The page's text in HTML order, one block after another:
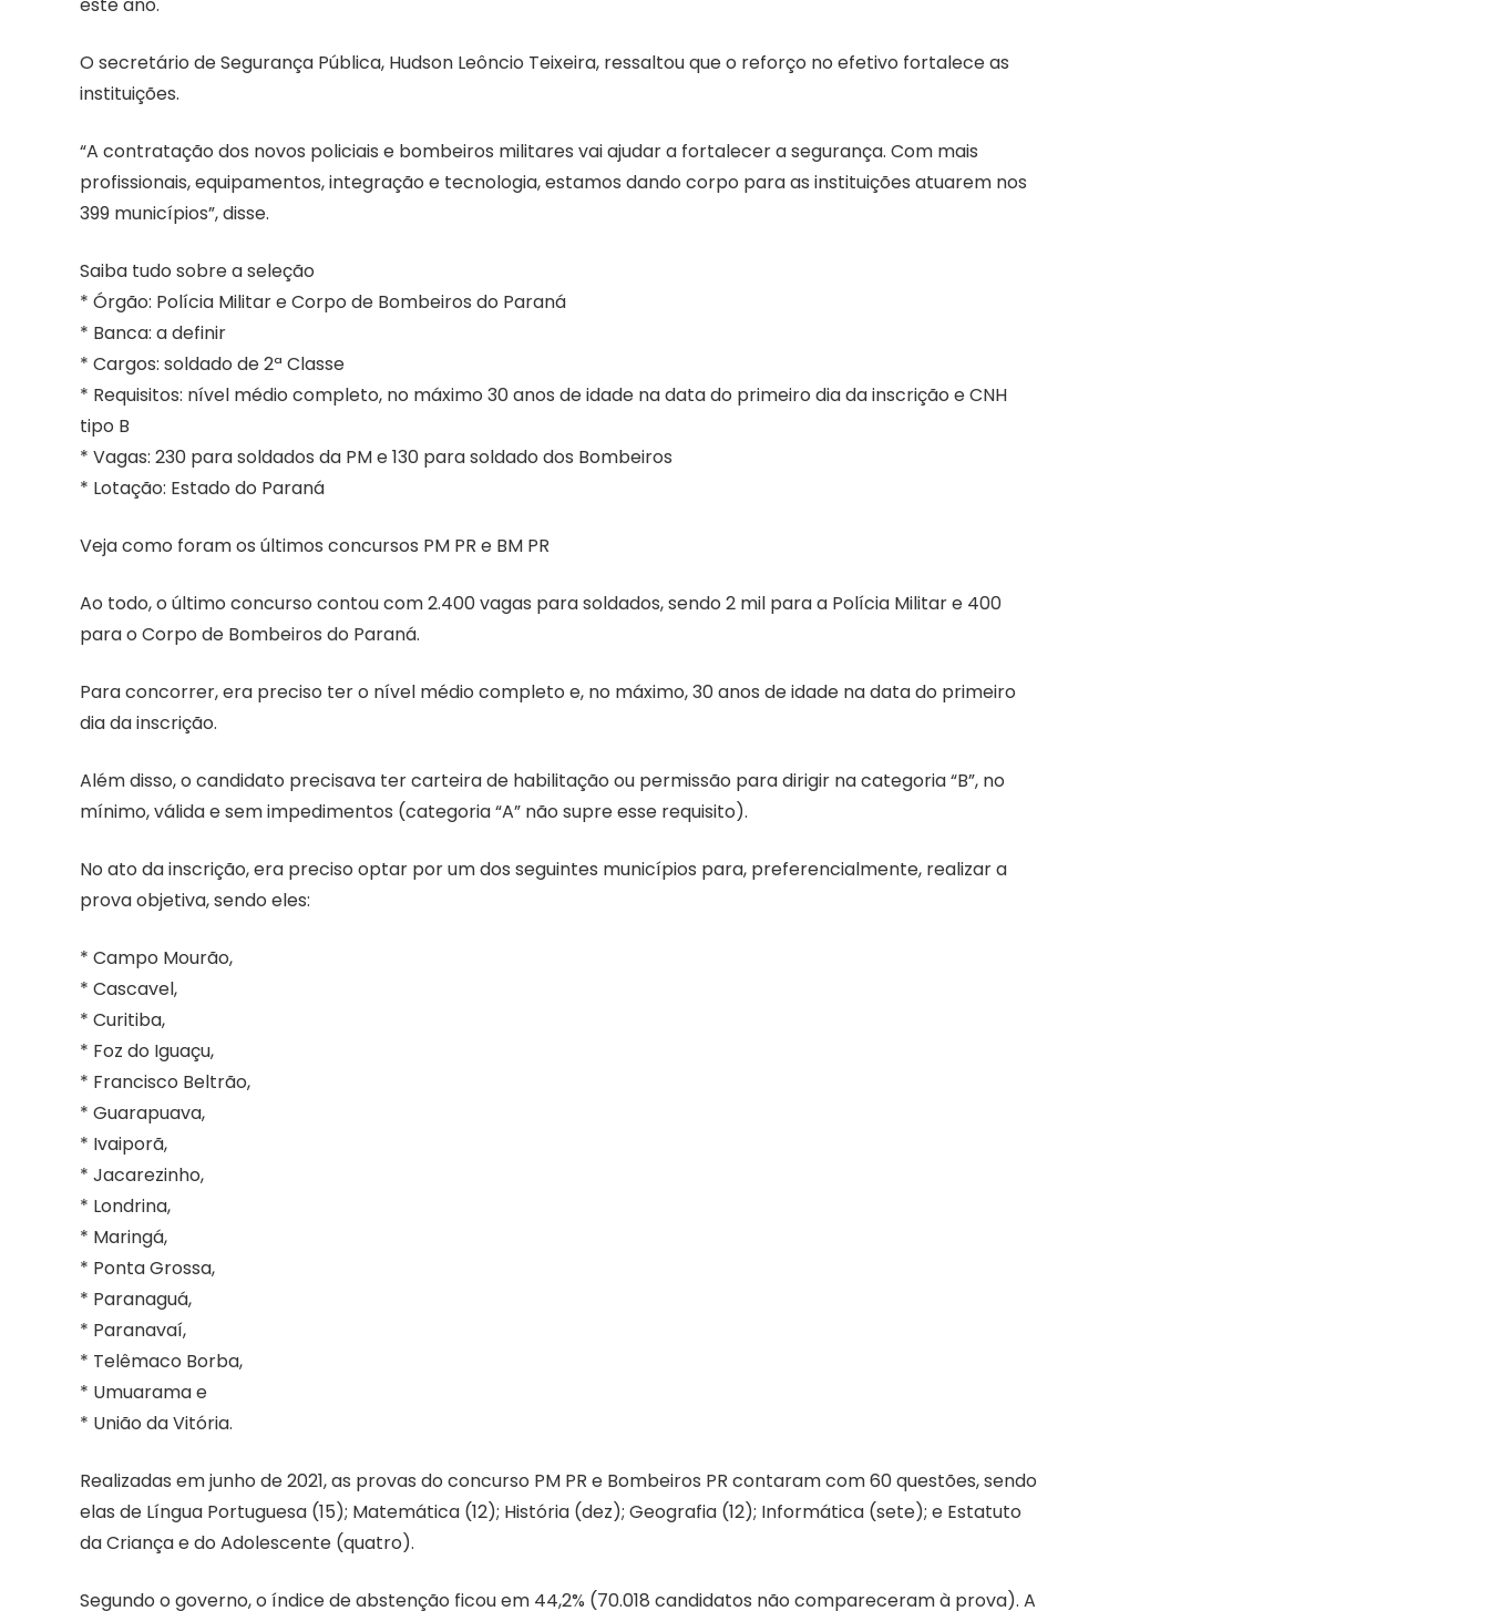
O secretário de Segurança Pública, Hudson Leôncio Teixeira, ressaltou que o reforço no efetivo fortalece as
instituições.
“A contratação dos novos policiais e bombeiros militares vai ajudar a fortalecer a segurança. Com mais
profissionais, equipamentos, integração e tecnologia, estamos dando corpo para as instituições atuarem nos
399 municípios”, disse.
Saiba tudo sobre a seleção
* Órgão: Polícia Militar e Corpo de Bombeiros do Paraná
* Banca: a definir
* Cargos: soldado de 2ª Classe
* Requisitos: nível médio completo, no máximo 30 anos de idade na data do primeiro dia da inscrição e CNH
tipo B
* Vagas: 230 para soldados da PM e 130 para soldado dos Bombeiros
* Lotação: Estado do Paraná
Veja como foram os últimos concursos PM PR e BM PR
Ao todo, o último concurso contou com 2.400 vagas para soldados, sendo 2 mil para a Polícia Militar e 400
para o Corpo de Bombeiros do Paraná.
Para concorrer, era preciso ter o nível médio completo e, no máximo, 30 anos de idade na data do primeiro
dia da inscrição.
Além disso, o candidato precisava ter carteira de habilitação ou permissão para dirigir na categoria “B”, no
mínimo, válida e sem impedimentos (categoria “A” não supre esse requisito).
No ato da inscrição, era preciso optar por um dos seguintes municípios para, preferencialmente, realizar a
prova objetiva, sendo eles:
* Campo Mourão,
* Cascavel,
* Curitiba,
* Foz do Iguaçu,
* Francisco Beltrão,
* Guarapuava,
* Ivaiporã,
* Jacarezinho,
* Londrina,
* Maringá,
* Ponta Grossa,
* Paranaguá,
* Paranavaí,
* Telêmaco Borba,
* Umuarama e
* União da Vitória.
Realizadas em junho de 2021, as provas do concurso PM PR e Bombeiros PR contaram com 60 questões, sendo
elas de Língua Portuguesa (15); Matemática (12); História (dez); Geografia (12); Informática (sete); e Estatuto
da Criança e do Adolescente (quatro).
Segundo o governo, o índice de abstenção ficou em 44,2% (70.018 candidatos não compareceram à prova). A